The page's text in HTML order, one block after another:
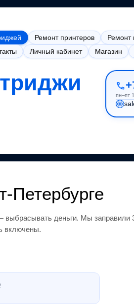
Ремонт принтеров Ремонт
Личный кабинет Магазин
пн–пт
Петербурге
выбрасывать деньги. Мы заправили
включены.